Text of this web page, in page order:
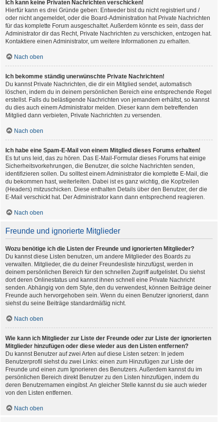
Ich kann keine Privaten Nachrichten verschicken!
Hierfür kann es drei Gründe geben: Entweder bist du nicht registriert und /
oder nicht angemeldet, oder die Board-Administration hat Private Nachrichten
für das komplette Forum ausgeschaltet. Außerdem könnte es sein, dass der
Administrator dir das Recht, Private Nachrichten zu verschicken, entzogen hat.
Kontaktiere einen Administrator, um weitere Informationen zu erhalten.
Nach oben
Ich bekomme ständig unerwünschte Private Nachrichten!
Du kannst Private Nachrichten, die dir ein Mitglied sendet, automatisch
löschen, indem du in deinem persönlichen Bereich eine entsprechende Regel
erstellst. Falls du belästigende Nachrichten von jemandem erhältst, so kannst
du dies auch einem Administrator melden. Dieser kann dem betreffenden
Mitglied dann verbieten, Private Nachrichten zu versenden.
Nach oben
Ich habe eine Spam-E-Mail von einem Mitglied dieses Forums erhalten!
Es tut uns leid, das zu hören. Das E-Mail-Formular dieses Forums hat einige
Sicherheitsvorkehrungen, die Benutzer, die solche Nachrichten senden,
identifizieren sollen. Du solltest einem Administrator die komplette E-Mail, die
du bekommen hast, weiterleiten. Dabei ist es ganz wichtig, die Kopfzeilen
(Headers) mitzuschicken. Diese enthalten Details über den Benutzer, der die
E-Mail verschickt hat. Der Administrator kann dann entsprechend reagieren.
Nach oben
Freunde und ignorierte Mitglieder
Wozu benötige ich die Listen der Freunde und ignorierten Mitglieder?
Du kannst diese Listen benutzen, um andere Mitglieder des Boards zu
verwalten. Mitglieder, die du deiner Freundesliste hinzufügst, werden in
deinem persönlichen Bereich für den schnellen Zugriff aufgelistet. Du siehst
dort deren Onlinestatus und kannst ihnen schnell eine Private Nachricht
senden. Abhängig von dem Style, den du verwendest, können Beiträge deiner
Freunde auch hervorgehoben sein. Wenn du einen Benutzer ignorierst, dann
siehst du seine Beiträge standardmäßig nicht.
Nach oben
Wie kann ich Mitglieder zur Liste der Freunde oder zur Liste der ignorierten
Mitglieder hinzufügen oder diese wieder aus den Listen entfernen?
Du kannst Benutzer auf zwei Arten auf diese Listen setzen: In jedem
Benutzerprofil siehst du zwei Links: einen zum Hinzufügen zur Liste der
Freunde und einen zum Ignorieren des Benutzers. Außerdem kannst du im
persönlichen Bereich direkt Benutzer zu den Listen hinzufügen, indem du
deren Benutzernamen eingibst. An gleicher Stelle kannst du sie auch wieder
von den Listen entfernen.
Nach oben